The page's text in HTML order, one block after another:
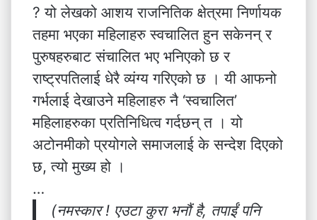
? यो लेखको आशय राजनितिक क्षेत्रमा निर्णायक
तहमा भएका महिलाहरु स्वचालित हुन सकेनन् र
पुरुषहरुबाट संचालित भए भनिएको छ र
राष्ट्रपतिलाई धेरै व्यंग्य गरिएको छ । यी आफनो
गर्भलाई देखाउने महिलाहरु नै ‘स्वचालित’
महिलाहरुका प्रतिनिधित्व गर्दछन् त । यो
अटोनमीको प्रयोगले समाजलाई के सन्देश दिएको
छ, त्यो मुख्य हो ।
…
(नमस्कार ! एउटा कुरा भनौं है, तपाईं पनि